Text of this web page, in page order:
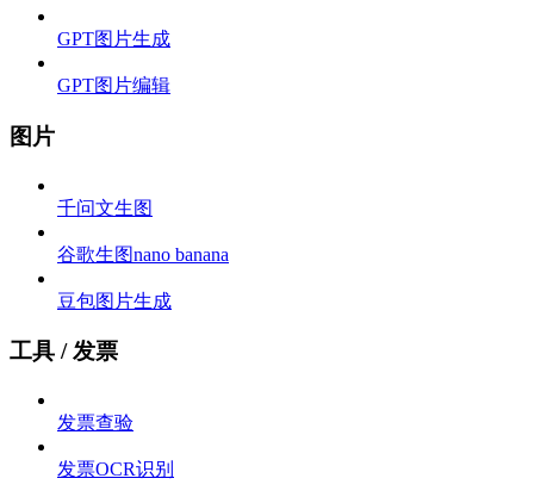
GPT图片生成
GPT图片编辑
图片
千问文生图
谷歌生图nano banana
豆包图片生成
工具 / 发票
发票查验
发票OCR识别